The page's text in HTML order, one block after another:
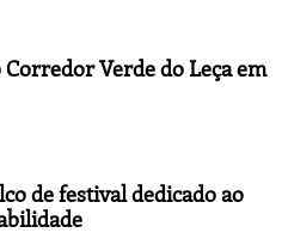
Corredor Verde do Leça em
de festival dedicado ao